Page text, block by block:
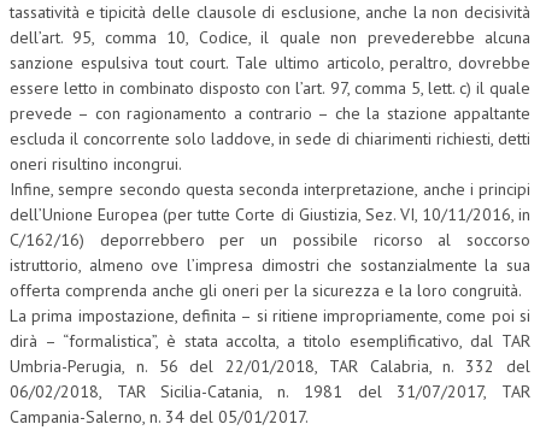
tassatività e tipicità delle clausole di esclusione, anche la non decisività
dell’art. 95, comma 10, Codice, il quale non prevederebbe alcuna
sanzione espulsiva tout court. Tale ultimo articolo, peraltro, dovrebbe
essere letto in combinato disposto con l’art. 97, comma 5, lett. c) il quale
prevede – con ragionamento a contrario – che la stazione appaltante
escluda il concorrente solo laddove, in sede di chiarimenti richiesti, detti
oneri risultino incongrui.
Infine, sempre secondo questa seconda interpretazione, anche i principi
dell’Unione Europea (per tutte Corte di Giustizia, Sez. VI, 10/11/2016, in
C/162/16) deporrebbero per un possibile ricorso al soccorso
istruttorio, almeno ove l’impresa dimostri che sostanzialmente la sua
offerta comprenda anche gli oneri per la sicurezza e la loro congruità.
La prima impostazione, definita – si ritiene impropriamente, come poi si
dirà – “formalistica”, è stata accolta, a titolo esemplificativo, dal TAR
Umbria-Perugia, n. 56 del 22/01/2018, TAR Calabria, n. 332 del
06/02/2018, TAR Sicilia-Catania, n. 1981 del 31/07/2017, TAR
Campania-Salerno, n. 34 del 05/01/2017.